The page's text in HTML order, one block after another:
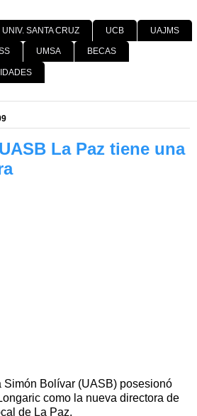
UNIV. SANTA CRUZ UCB UAJMS
UMSA BECAS
La Paz tiene una
Simón Bolívar (UASB) posesionó
como la nueva directora de
de La Paz.